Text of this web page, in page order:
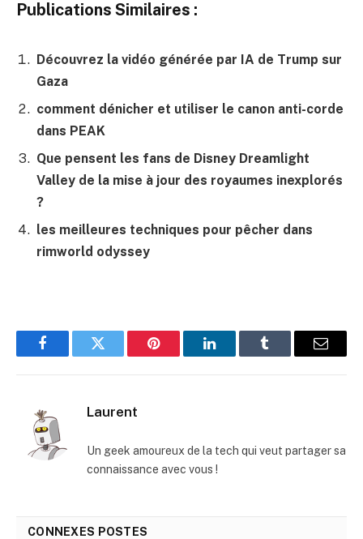
Publications Similaires :
Découvrez la vidéo générée par IA de Trump sur
Gaza
comment dénicher et utiliser le canon anti-corde
dans PEAK
Que pensent les fans de Disney Dreamlight
Valley de la mise à jour des royaumes inexplorés
?
les meilleures techniques pour pêcher dans
rimworld odyssey
FacebookTwitter Pinterest LinkedInTumblr
E-
Laurent
Un geek amoureux de la tech qui veut partager sa
connaissance avec vous !
CONNEXES POSTES